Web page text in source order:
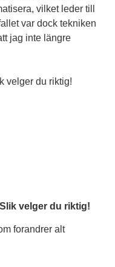
vilket leder till
var dock tekniken
jag inte längre
velger du riktig!